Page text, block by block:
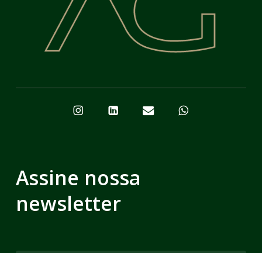
Assine nossa
newsletter